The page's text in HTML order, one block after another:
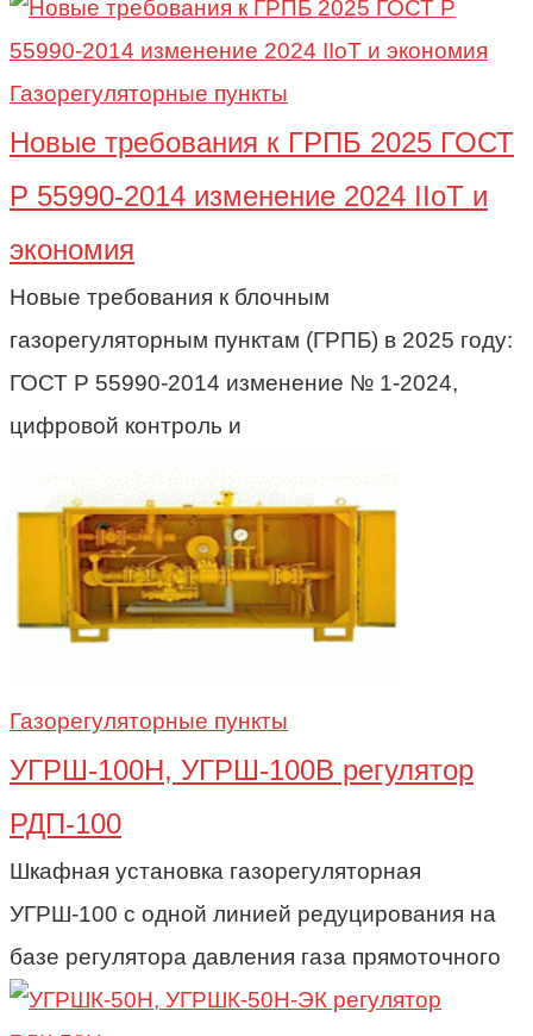
Газорегуляторные пункты
Новые требования к ГРПБ 2025 ГОСТ
Р 55990-2014 изменение 2024 IIoT и
экономия
Новые требования к блочным
газорегуляторным пунктам (ГРПБ) в 2025 году:
ГОСТ Р 55990-2014 изменение № 1-2024,
цифровой контроль и
Газорегуляторные пункты
УГРШ-100Н, УГРШ-100В регулятор
РДП-100
Шкафная установка газорегуляторная
УГРШ-100 с одной линией редуцирования на
базе регулятора давления газа прямоточного